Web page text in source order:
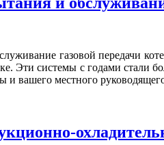
газовой передачи
Эти системы с годами стали
и вашего местного